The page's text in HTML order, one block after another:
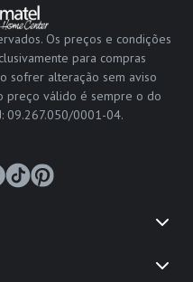
Os preços e condições
para compras
sofrer alteração sem aviso
preço válido é sempre o do
09.267.050/0001-04.